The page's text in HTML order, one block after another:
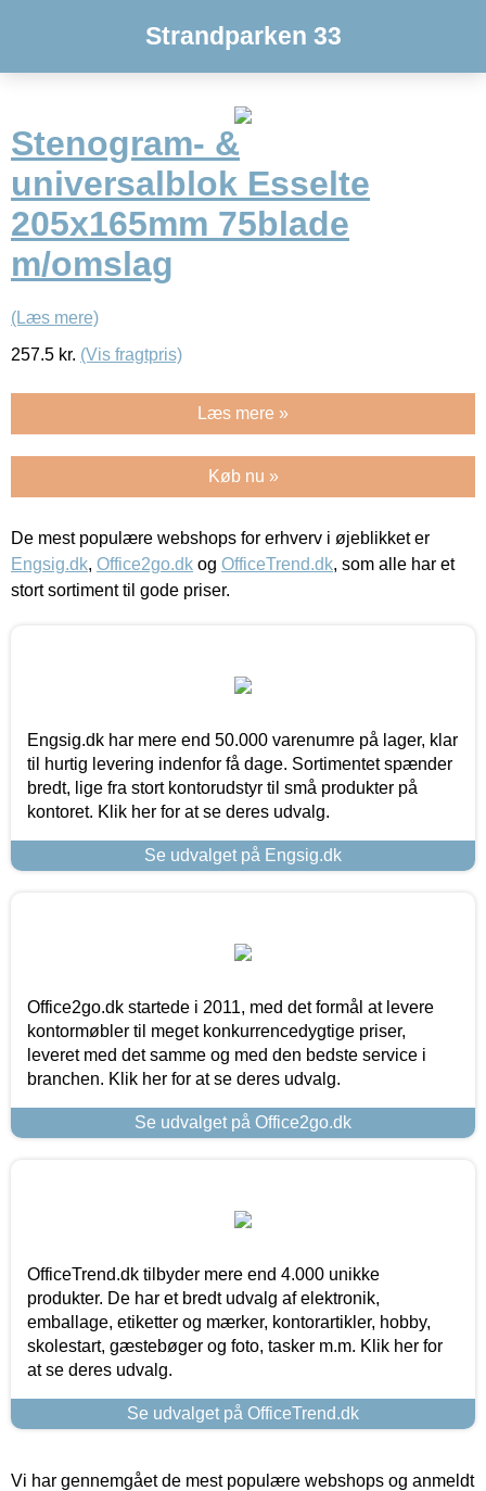
Strandparken 33
Stenogram- &
universalblok Esselte
205x165mm 75blade
m/omslag
(Læs mere)
257.5 kr. (Vis fragtpris)
Læs mere »
Køb nu »
De mest populære webshops for erhverv i øjeblikket er
Engsig.dk, Office2go.dk og OfficeTrend.dk, som alle har et
stort sortiment til gode priser.
Engsig.dk har mere end 50.000 varenumre på lager, klar
til hurtig levering indenfor få dage. Sortimentet spænder
bredt, lige fra stort kontorudstyr til små produkter på
kontoret. Klik her for at se deres udvalg.
Se udvalget på Engsig.dk
Office2go.dk startede i 2011, med det formål at levere
kontormøbler til meget konkurrencedygtige priser,
leveret med det samme og med den bedste service i
branchen. Klik her for at se deres udvalg.
Se udvalget på Office2go.dk
OfficeTrend.dk tilbyder mere end 4.000 unikke
produkter. De har et bredt udvalg af elektronik,
emballage, etiketter og mærker, kontorartikler, hobby,
skolestart, gæstebøger og foto, tasker m.m. Klik her for
at se deres udvalg.
Se udvalget på OfficeTrend.dk
Vi har gennemgået de mest populære webshops og anmeldt